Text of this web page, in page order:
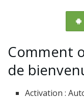
Comment
de
Activation :